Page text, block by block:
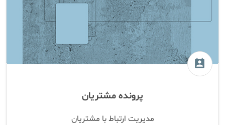
perm_contact_calendar
پرونده مشتریان
مدیریت ارتباط با مشتریان